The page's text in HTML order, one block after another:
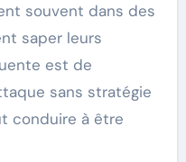
souvent dans des
saper leurs
est de
sans stratégie
conduire à être